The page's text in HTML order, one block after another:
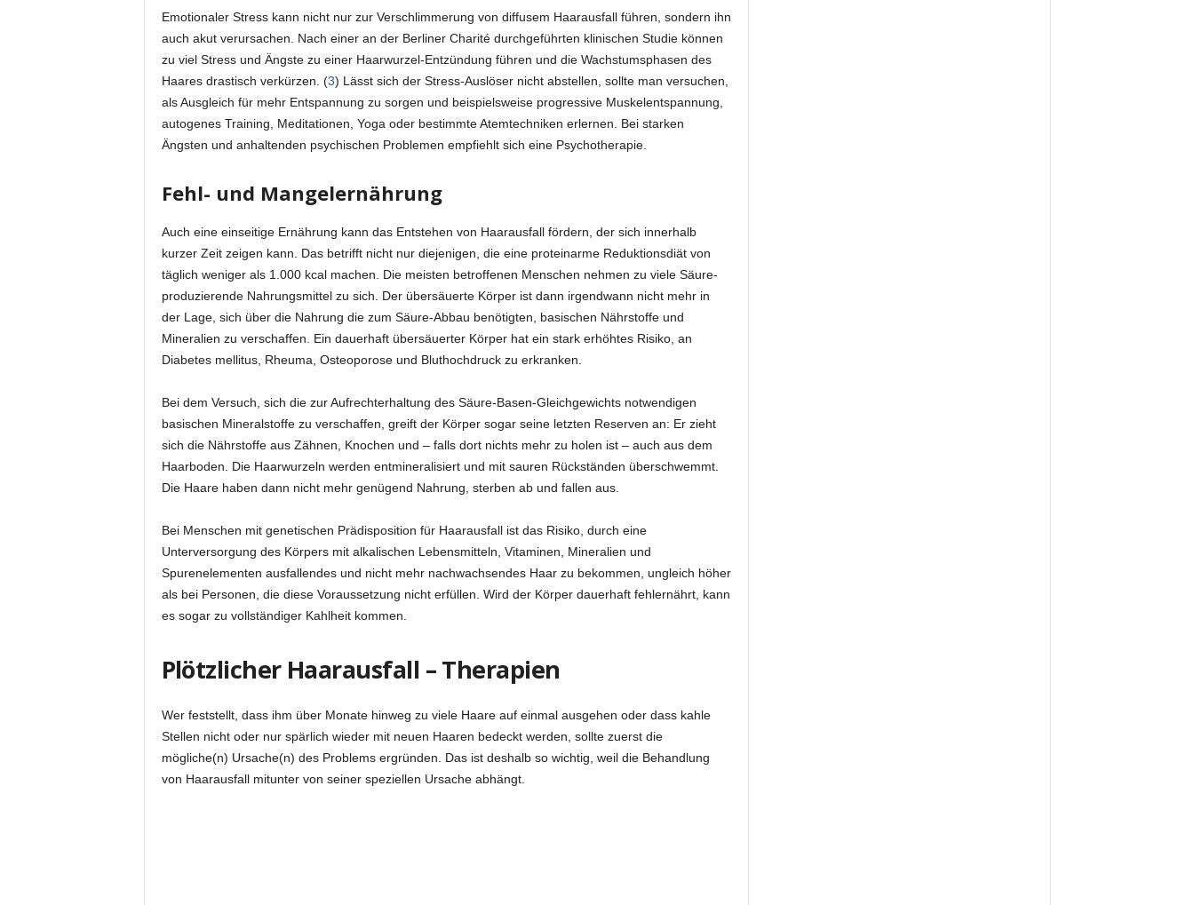
Emotionaler Stress kann nicht nur zur Verschlimmerung von diffusem Haarausfall führen, sondern ihn
auch akut verursachen. Nach einer an der Berliner Charité durchgeführten klinischen Studie können
zu viel Stress und Ängste zu einer Haarwurzel-Entzündung führen und die Wachstumsphasen des
Haares drastisch verkürzen. (3) Lässt sich der Stress-Auslöser nicht abstellen, sollte man versuchen,
als Ausgleich für mehr Entspannung zu sorgen und beispielsweise progressive Muskelentspannung,
autogenes Training, Meditationen, Yoga oder bestimmte Atemtechniken erlernen. Bei starken
Ängsten und anhaltenden psychischen Problemen empfiehlt sich eine Psychotherapie.
Fehl- und Mangelernährung
Auch eine einseitige Ernährung kann das Entstehen von Haarausfall fördern, der sich innerhalb
kurzer Zeit zeigen kann. Das betrifft nicht nur diejenigen, die eine proteinarme Reduktionsdiät von
täglich weniger als 1.000 kcal machen. Die meisten betroffenen Menschen nehmen zu viele Säure-
produzierende Nahrungsmittel zu sich. Der übersäuerte Körper ist dann irgendwann nicht mehr in
der Lage, sich über die Nahrung die zum Säure-Abbau benötigten, basischen Nährstoffe und
Mineralien zu verschaffen. Ein dauerhaft übersäuerter Körper hat ein stark erhöhtes Risiko, an
Diabetes mellitus, Rheuma, Osteoporose und Bluthochdruck zu erkranken.
Bei dem Versuch, sich die zur Aufrechterhaltung des Säure-Basen-Gleichgewichts notwendigen
basischen Mineralstoffe zu verschaffen, greift der Körper sogar seine letzten Reserven an: Er zieht
sich die Nährstoffe aus Zähnen, Knochen und – falls dort nichts mehr zu holen ist – auch aus dem
Haarboden. Die Haarwurzeln werden entmineralisiert und mit sauren Rückständen überschwemmt.
Die Haare haben dann nicht mehr genügend Nahrung, sterben ab und fallen aus.
Bei Menschen mit genetischen Prädisposition für Haarausfall ist das Risiko, durch eine
Unterversorgung des Körpers mit alkalischen Lebensmitteln, Vitaminen, Mineralien und
Spurenelementen ausfallendes und nicht mehr nachwachsendes Haar zu bekommen, ungleich höher
als bei Personen, die diese Voraussetzung nicht erfüllen. Wird der Körper dauerhaft fehlernährt, kann
es sogar zu vollständiger Kahlheit kommen.
Plötzlicher Haarausfall – Therapien
Wer feststellt, dass ihm über Monate hinweg zu viele Haare auf einmal ausgehen oder dass kahle
Stellen nicht oder nur spärlich wieder mit neuen Haaren bedeckt werden, sollte zuerst die
mögliche(n) Ursache(n) des Problems ergründen. Das ist deshalb so wichtig, weil die Behandlung
von Haarausfall mitunter von seiner speziellen Ursache abhängt.